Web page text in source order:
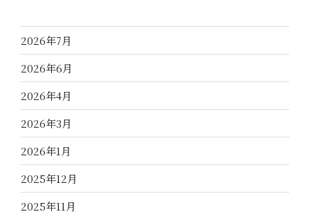
2026年7月
2026年6月
2026年4月
2026年3月
2026年1月
2025年12月
2025年11月